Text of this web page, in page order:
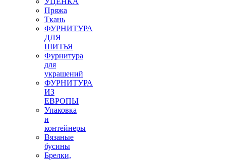
Пряжа
Ткань
ФУРНИТУРА
ДЛЯ
ШИТЬЯ
Фурнитура
для
украшений
ФУРНИТУРА
ИЗ
ЕВРОПЫ
Упаковка
и
контейнеры
Вязаные
бусины
Брелки,